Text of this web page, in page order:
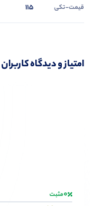
قیمت-تکی 115
امتیاز و دیدگاه کاربران
0مثبت